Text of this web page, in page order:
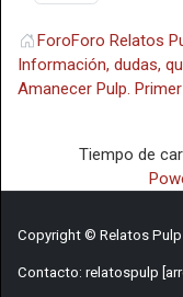
ForoForo Relatos
Información, dudas,
Amanecer Pulp.
Tiempo de
Copyright © Relatos
Contacto: relatospulp